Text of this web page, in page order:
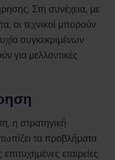
Στη συνέχεια, με
οι τεχνικοί μπορούν
συγκεκριμένων
για μελλοντικές
η στρατηγική
τα προβλήματα
εταιρείες